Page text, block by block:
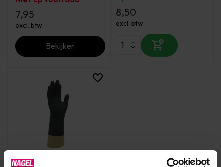
7,95
excl. btw
Bekijken
8,50
excl. btw
PBP